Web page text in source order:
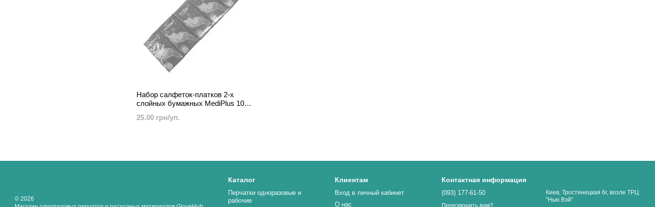
Набор салфеток-платков 2-х
слойных бумажных MediPlus 10 х
25.00 грн/уп.
© 2026
Каталог
Перчатки одноразовые и
рабочие
Клиентам
Вход в личный кабинет
О нас
Контактная информация
(093) 177-61-50
Киев, Тростянецкая 6г, возле ТРЦ
"Нью Вэй"